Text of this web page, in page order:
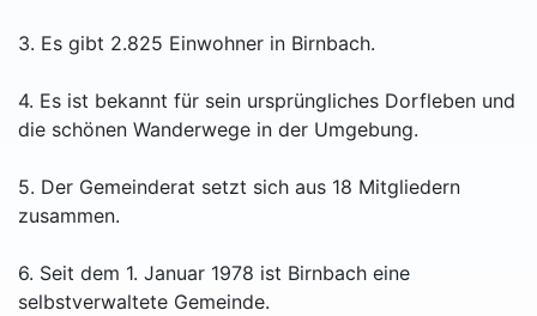
3. Es gibt 2.825 Einwohner in Birnbach.
4. Es ist bekannt für sein ursprüngliches Dorfleben und
die schönen Wanderwege in der Umgebung.
5. Der Gemeinderat setzt sich aus 18 Mitgliedern
zusammen.
6. Seit dem 1. Januar 1978 ist Birnbach eine
selbstverwaltete Gemeinde.